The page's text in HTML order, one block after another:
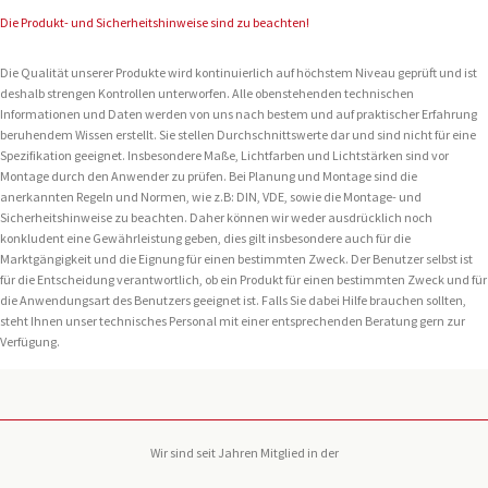
Die Produkt- und Sicherheitshinweise sind zu beachten!
Die Qualität unserer Produkte wird kontinuierlich auf höchstem Niveau geprüft und ist
deshalb strengen Kontrollen unterworfen. Alle obenstehenden technischen
Informationen und Daten werden von uns nach bestem und auf praktischer Erfahrung
beruhendem Wissen erstellt. Sie stellen Durchschnittswerte dar und sind nicht für eine
Spezifikation geeignet. Insbesondere Maße, Lichtfarben und Lichtstärken sind vor
Montage durch den Anwender zu prüfen. Bei Planung und Montage sind die
anerkannten Regeln und Normen, wie z.B: DIN, VDE, sowie die Montage- und
Sicherheitshinweise zu beachten. Daher können wir weder ausdrücklich noch
konkludent eine Gewährleistung geben, dies gilt insbesondere auch für die
Marktgängigkeit und die Eignung für einen bestimmten Zweck. Der Benutzer selbst ist
für die Entscheidung verantwortlich, ob ein Produkt für einen bestimmten Zweck und für
die Anwendungsart des Benutzers geeignet ist. Falls Sie dabei Hilfe brauchen sollten,
steht Ihnen unser technisches Personal mit einer entsprechenden Beratung gern zur
Verfügung.
Wir sind seit Jahren Mitglied in der